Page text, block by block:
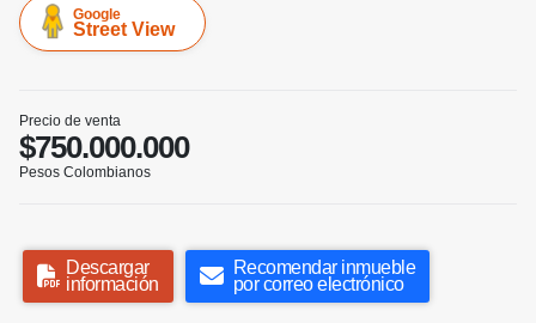
Google
Street View
Precio de venta
$750.000.000
Pesos Colombianos
Descargar
información
Recomendar inmueble
por correo electrónico